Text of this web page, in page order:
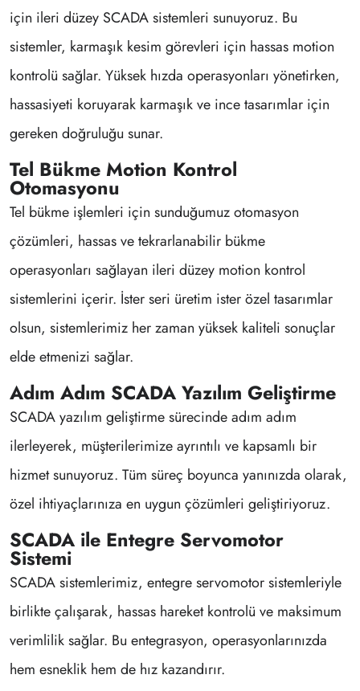
için ileri düzey SCADA sistemleri sunuyoruz. Bu
sistemler, karmaşık kesim görevleri için hassas motion
kontrolü sağlar. Yüksek hızda operasyonları yönetirken,
hassasiyeti koruyarak karmaşık ve ince tasarımlar için
gereken doğruluğu sunar.
Tel Bükme Motion Kontrol
Otomasyonu
Tel bükme işlemleri için sunduğumuz otomasyon
çözümleri, hassas ve tekrarlanabilir bükme
operasyonları sağlayan ileri düzey motion kontrol
sistemlerini içerir. İster seri üretim ister özel tasarımlar
olsun, sistemlerimiz her zaman yüksek kaliteli sonuçlar
elde etmenizi sağlar.
Adım Adım SCADA Yazılım Geliştirme
SCADA yazılım geliştirme sürecinde adım adım
ilerleyerek, müşterilerimize ayrıntılı ve kapsamlı bir
hizmet sunuyoruz. Tüm süreç boyunca yanınızda olarak,
özel ihtiyaçlarınıza en uygun çözümleri geliştiriyoruz.
SCADA ile Entegre Servomotor
Sistemi
SCADA sistemlerimiz, entegre servomotor sistemleriyle
birlikte çalışarak, hassas hareket kontrolü ve maksimum
verimlilik sağlar. Bu entegrasyon, operasyonlarınızda
hem esneklik hem de hız kazandırır.